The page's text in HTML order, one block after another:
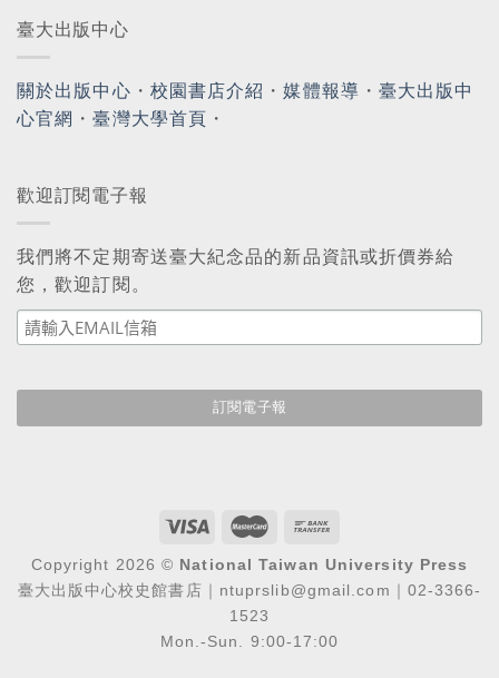
臺大出版中心
關於出版中心 ・ 校園書店介紹 ・媒體報導 ・ 臺大出版中
心官網 ・臺灣大學首頁 ・
歡迎訂閱電子報
我們將不定期寄送臺大紀念品的新品資訊或折價券給
您，歡迎訂閱。
Copyright 2026 © National Taiwan University Press
臺大出版中心校史館書店｜ntuprslib@gmail.com｜02-3366-
1523
Mon.-Sun. 9:00-17:00